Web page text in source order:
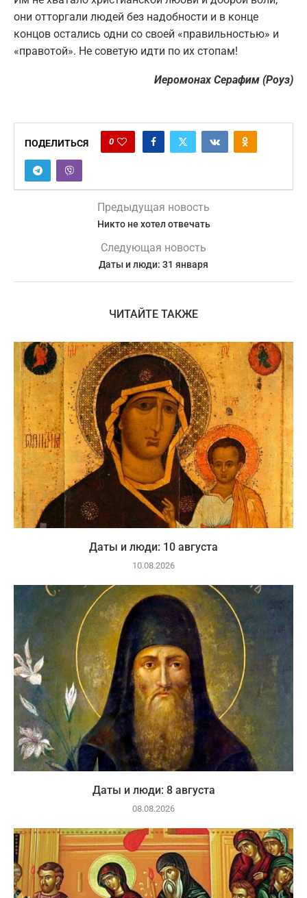
они отторгали людей без надобности и в конце
концов остались одни со своей «правильностью» и
«правотой». Не советую идти по их стопам!
Иеромонах Серафим (Роуз)
ПОДЕЛИТЬСЯ 0
Предыдущая новость
Никто не хотел отвечать
Следующая новость
Даты и люди: 31 января
ЧИТАЙТЕ ТАКЖЕ
Даты и люди: 10 августа
10.08.2026
Даты и люди: 8 августа
08.08.2026